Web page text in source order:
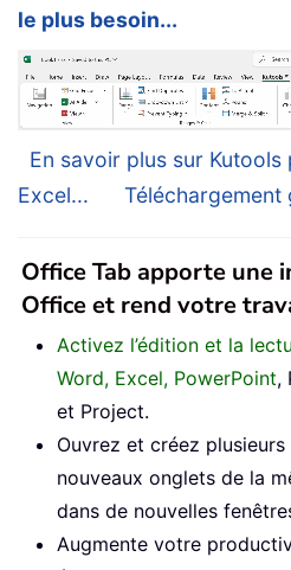
le plus besoin...
En savoir plus sur Kutools
Excel...
Téléchargement
Office Tab apporte une
Office et rend votre
Activez l’édition et la
Word, Excel, PowerPoint,
et Project.
Ouvrez et créez
nouveaux onglets de la
dans de nouvelles
Augmente votre